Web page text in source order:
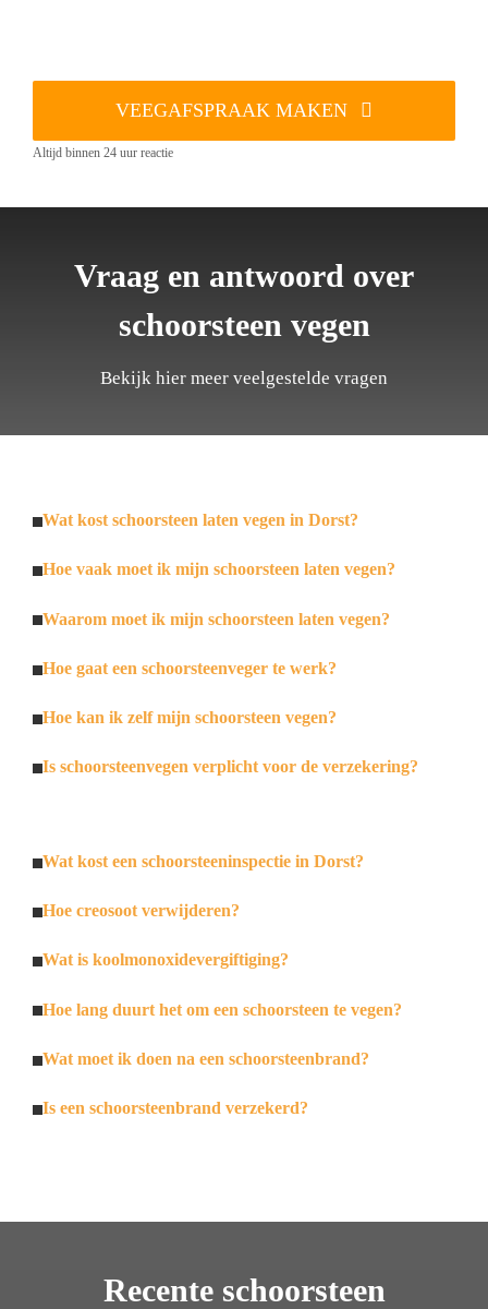
VEEGAFSPRAAK MAKEN
Altijd binnen 24 uur reactie
Vraag en antwoord over
schoorsteen vegen
Bekijk hier meer veelgestelde vragen
Wat kost schoorsteen laten vegen in Dorst?
Hoe vaak moet ik mijn schoorsteen laten vegen?
Waarom moet ik mijn schoorsteen laten vegen?
Hoe gaat een schoorsteenveger te werk?
Hoe kan ik zelf mijn schoorsteen vegen?
Is schoorsteenvegen verplicht voor de verzekering?
Wat kost een schoorsteeninspectie in Dorst?
Hoe creosoot verwijderen?
Wat is koolmonoxidevergiftiging?
Hoe lang duurt het om een schoorsteen te vegen?
Wat moet ik doen na een schoorsteenbrand?
Is een schoorsteenbrand verzekerd?
Recente schoorsteen